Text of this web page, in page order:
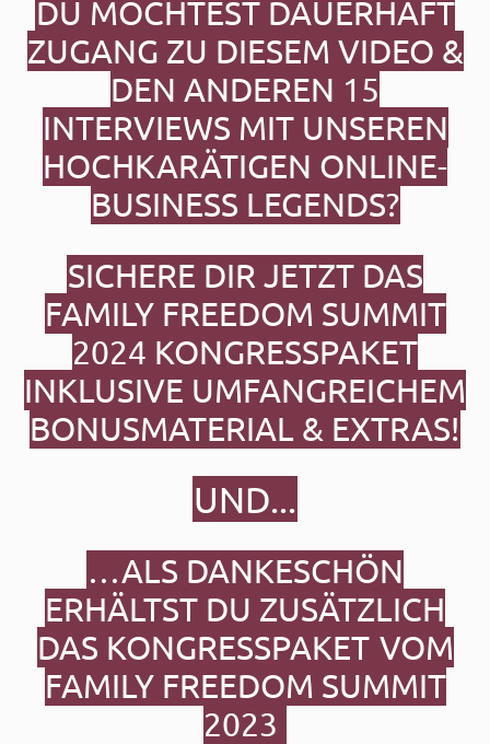
DU MÖCHTEST DAUERHAFT
ZUGANG ZU DIESEM VIDEO &
DEN ANDEREN 15
INTERVIEWS MIT UNSEREN
HOCHKARÄTIGEN ONLINE-
BUSINESS LEGENDS?
SICHERE DIR JETZT DAS
FAMILY FREEDOM SUMMIT
2024 KONGRESSPAKET
INKLUSIVE UMFANGREICHEM
BONUSMATERIAL & EXTRAS!
UND...
…ALS DANKESCHÖN
ERHÄLTST DU ZUSÄTZLICH
DAS KONGRESSPAKET VOM
FAMILY FREEDOM SUMMIT
2023